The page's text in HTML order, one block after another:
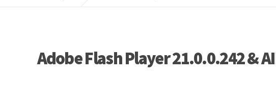
Adobe Flash Player 21.0.0.242 &